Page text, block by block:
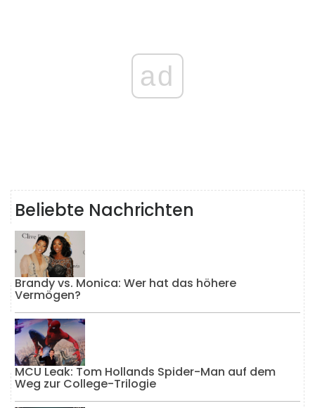
ad
Beliebte Nachrichten
Brandy vs. Monica: Wer hat das höhere
Vermögen?
MCU Leak: Tom Hollands Spider-Man auf dem
Weg zur College-Trilogie